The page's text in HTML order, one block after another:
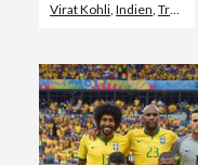
Virat Kohli, Indien, Traurigkeit